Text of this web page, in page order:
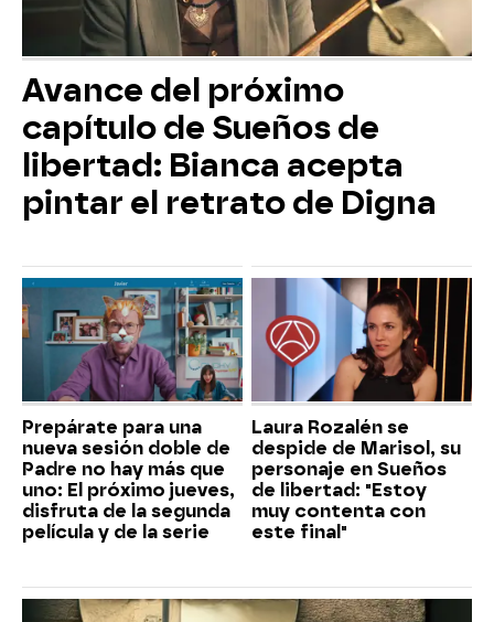
Avance del próximo
capítulo de Sueños de
libertad: Bianca acepta
pintar el retrato de Digna
Prepárate para una
nueva sesión doble de
Padre no hay más que
uno: El próximo jueves,
disfruta de la segunda
película y de la serie
Laura Rozalén se
despide de Marisol, su
personaje en Sueños
de libertad: "Estoy
muy contenta con
este final"